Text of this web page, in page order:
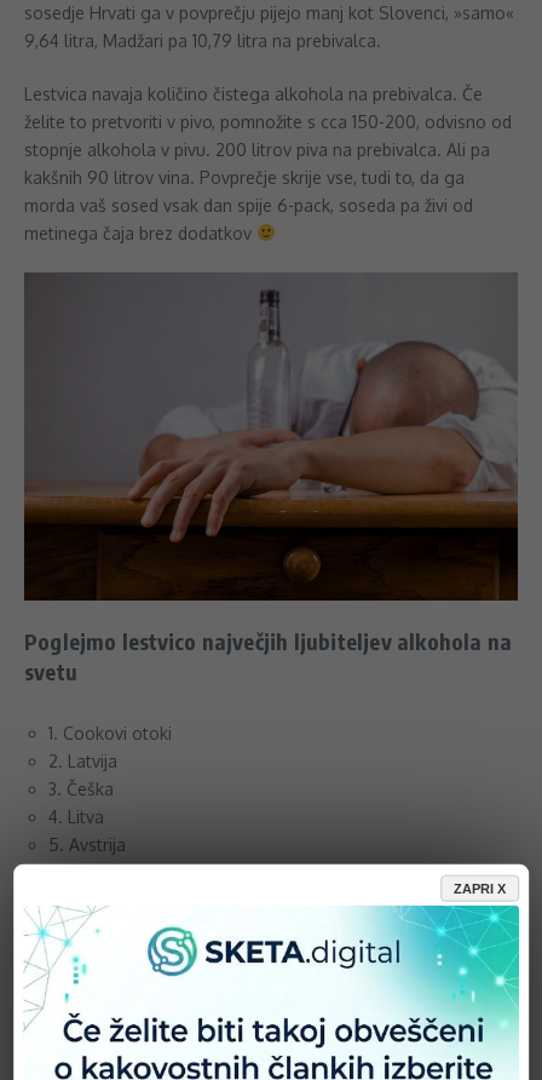
sosedje Hrvati ga v povprečju pijejo manj kot Slovenci, »samo«
9,64 litra, Madžari pa 10,79 litra na prebivalca.
Lestvica navaja količino čistega alkohola na prebivalca. Če
želite to pretvoriti v pivo, pomnožite s cca 150-200, odvisno od
stopnje alkohola v pivu. 200 litrov piva na prebivalca. Ali pa
kakšnih 90 litrov vina. Povprečje skrije vse, tudi to, da ga
morda vaš sosed vsak dan spije 6-pack, soseda pa živi od
metinega čaja brez dodatkov
Poglejmo lestvico največjih ljubiteljev alkohola na
svetu
1. Cookovi otoki
2. Latvija
3. Češka
4. Litva
5. Avstrija
8. Francija
9. Bolgarija
10. Slovenija
11. Luksemburg
12. Andora
13. Poljska
ZAPRI X